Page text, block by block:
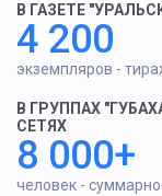
В ГАЗЕТЕ
4 200
экземпляров -
В ГРУППАХ
СЕТЯХ
8 000+
человек -